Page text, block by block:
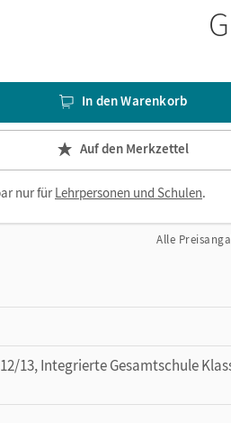
In den Warenkorb
Auf den Merkzettel
nur fürLehrpersonen und Schulen.
Alle
13, Integrierte Gesamtschule